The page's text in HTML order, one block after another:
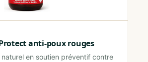
anti-poux rouges
en soutien préventif contre